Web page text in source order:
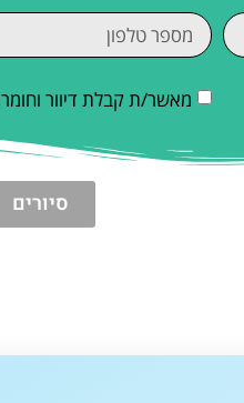
מאשר/ת קבלת דיוור
סיורים